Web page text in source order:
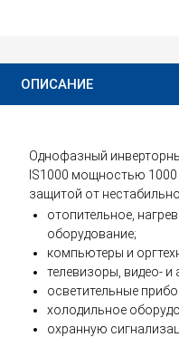
14 540 ₽
ОПИСАНИЕ
Однофазный
IS1000 мощностью
защитой от
отопительное,
оборудование;
компьютеры и
телевизоры, видео- и
осветительные
холодильное
охранную